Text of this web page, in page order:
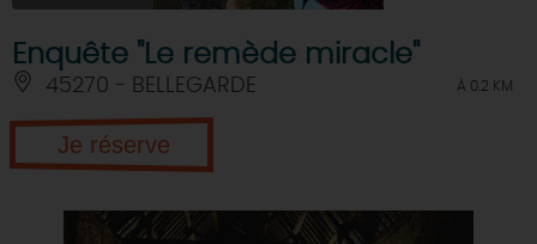
Enquête "Le remède miracle"
45270 - BELLEGARDE À 0.2 KM
Je réserve